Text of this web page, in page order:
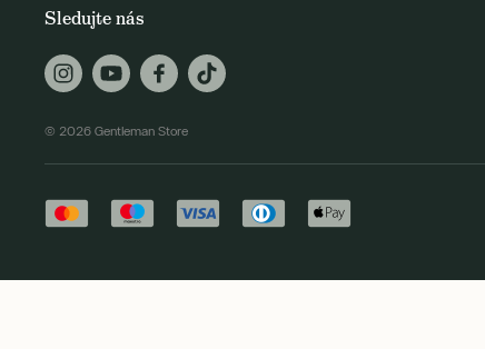
Sledujte nás
© 2026 Gentleman Store